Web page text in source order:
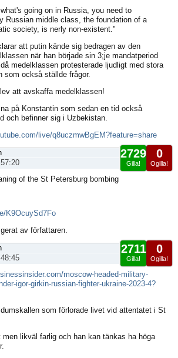
going on in Russia, you need to
Russian middle class, the foundation of a
society, is nerly non-existent."
att putin kände sig bedragen av den
när han började sin 3;je mandatperiod
medelklassen protesterade ljudligt med stora
som också ställde frågor.
att avskaffa medelklassen!
på Konstantin som sedan en tid också
och befinner sig i Uzbekistan.
live/q8uczmwBgEM?feature=share
0
Ogilla!
2729
Gilla!
of the St Petersburg bombing
K9OcuySd7Fo
av författaren.
0
Ogilla!
2711
Gilla!
moscow-headed-military-
igor-girkin-russian-fighter-ukraine-2023-4?
som förlorade livet vid attentatet i St
men likväl farlig och han kan tänkas ha höga